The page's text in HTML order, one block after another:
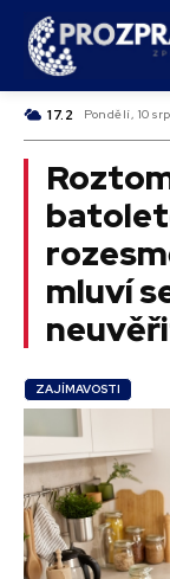
17.2 CCzech
Pondělí, 10
mluví
ZAJÍMAVOSTI